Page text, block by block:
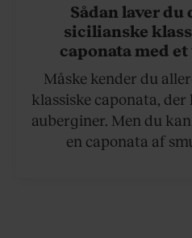
Sådan laver du
sicilianske
caponata med
Måske kender du
klassiske caponata, der
auberginer. Men du
en caponata af